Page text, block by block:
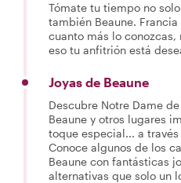
Tómate tu tiempo no
también Beaune.
cuanto más lo conozcas,
eso tu anfitrión está
Joyas de Beaune
Descubre Notre Dame
Beaune y otros lugares
toque especial... a
Conoce algunos de los
Beaune con fantásticas
alternativas que solo un